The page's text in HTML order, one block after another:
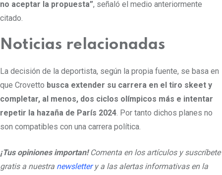
no aceptar la propuesta”, señaló el medio anteriormente
citado.
Noticias relacionadas
La decisión de la deportista, según la propia fuente, se basa en
que Crovetto busca extender su carrera en el tiro skeet y
completar, al menos, dos ciclos olímpicos más e intentar
repetir la hazaña de París 2024. Por tanto dichos planes no
son compatibles con una carrera política.
¡Tus opiniones importan!Comenta en los artículos y suscríbete
gratis a nuestra newslettery a las alertas informativas en la